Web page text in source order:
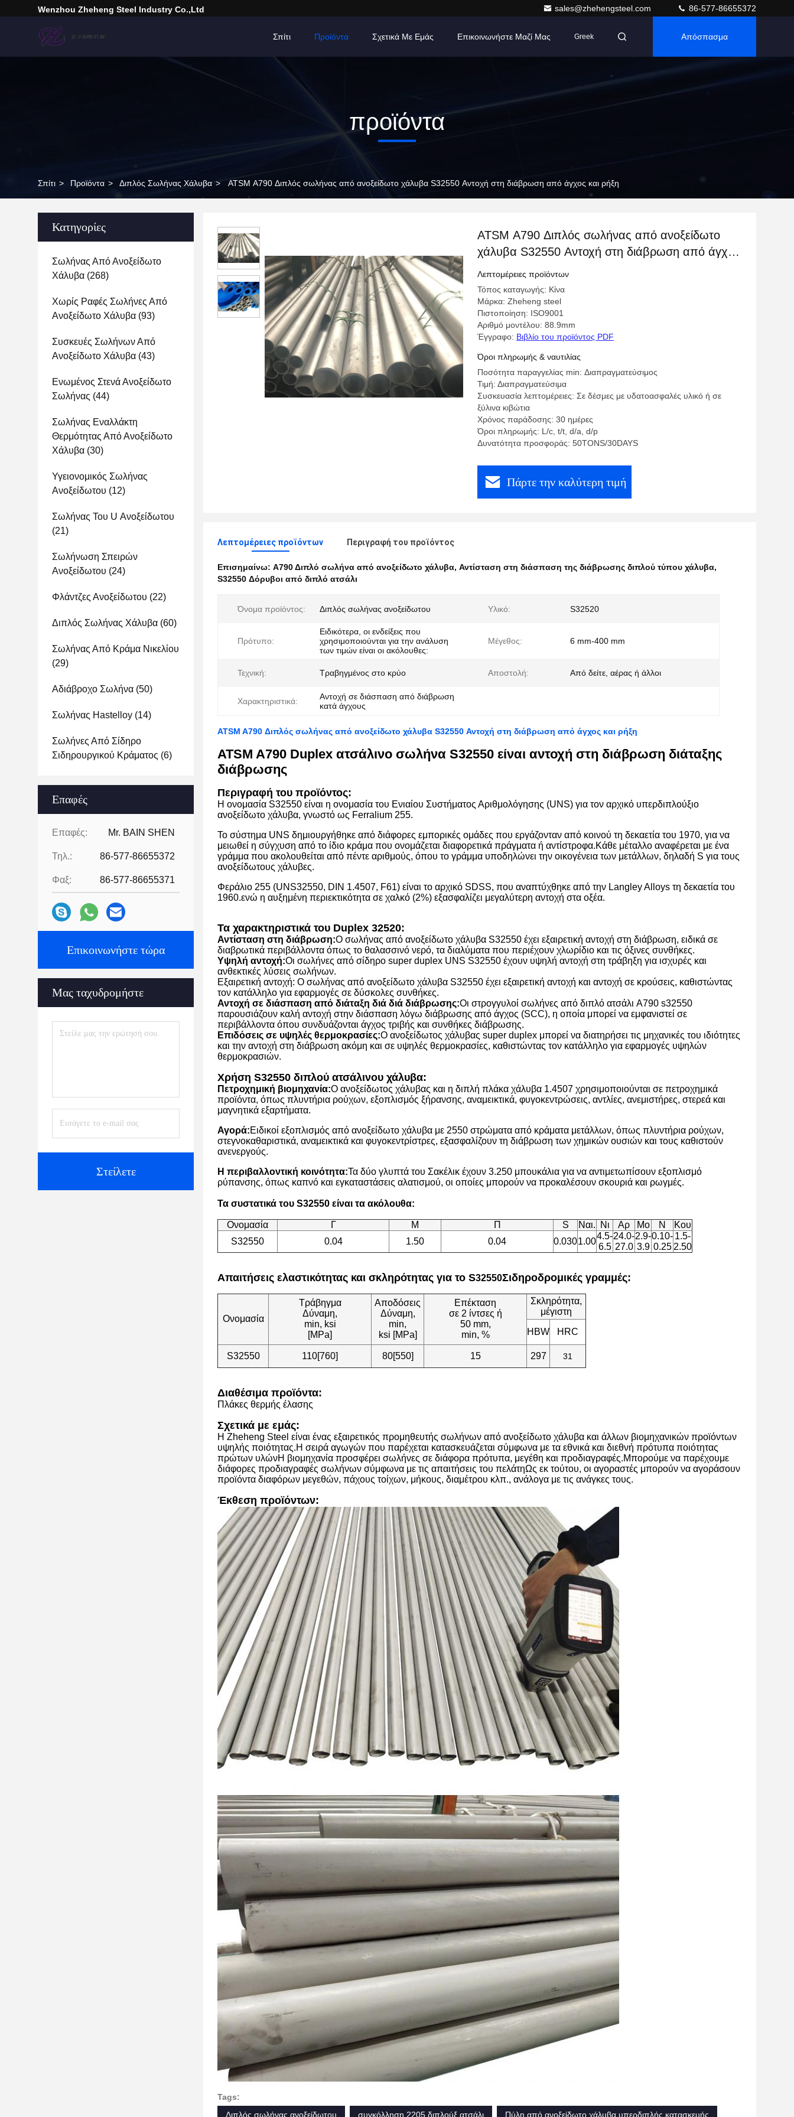
Wenzhou Zheheng Steel Industry Co.,Ltd sales@zhehengsteel.com 86-577-86655372
Σπίτι Προϊόντα Σχετικά Με Εμάς Επικοινωνήστε Μαζί Μας Greek Απόσπασμα
προϊόντα
Σπίτι > Προϊόντα > Διπλός Σωλήνας Χάλυβα > ATSM A790 Διπλός σωλήνας από ανοξείδωτο χάλυβα S32550 Αντοχή στη διάβρωση από άγχος και ρήξη
Κατηγορίες
Σωλήνας Από Ανοξείδωτο
Χάλυβα (268)
Χωρίς Ραφές Σωλήνες Από
Ανοξείδωτο Χάλυβα (93)
Συσκευές Σωλήνων Από
Ανοξείδωτο Χάλυβα (43)
Ενωμένος Στενά Ανοξείδωτο
Σωλήνας (44)
Σωλήνας Εναλλάκτη
Θερμότητας Από Ανοξείδωτο
Χάλυβα (30)
Υγειονομικός Σωλήνας
Ανοξείδωτου (12)
Σωλήνας Του U Ανοξείδωτου
(21)
Σωλήνωση Σπειρών
Ανοξείδωτου (24)
Φλάντζες Ανοξείδωτου (22)
Διπλός Σωλήνας Χάλυβα (60)
Σωλήνας Από Κράμα Νικελίου
(29)
Αδιάβροχο Σωλήνα (50)
Σωλήνας Hastelloy (14)
Σωλήνες Από Σίδηρο
Σιδηρουργικού Κράματος (6)
Επαφές
Επαφές: Mr. BAIN SHEN
Τηλ.: 86-577-86655372
Φαξ: 86-577-86655371
Επικοινωνήστε τώρα
Μας ταχυδρομήστε
Στείλετε
ATSM A790 Διπλός σωλήνας από ανοξείδωτο
χάλυβα S32550 Αντοχή στη διάβρωση από άγχος
και ρήξη
Λεπτομέρειες προϊόντων
Τόπος καταγωγής: Κίνα
Μάρκα: Zheheng steel
Πιστοποίηση: ISO9001
Αριθμό μοντέλου: 88.9mm
Έγγραφο: Βιβλίο του προϊόντος PDF
Όροι πληρωμής & ναυτιλίας
Ποσότητα παραγγελίας min: Διαπραγματεύσιμος
Τιμή: Διαπραγματεύσιμα
Συσκευασία λεπτομέρειες: Σε δέσμες με υδατοασφαλές υλικό ή σε
ξύλινα κιβώτια
Χρόνος παράδοσης: 30 ημέρες
Όροι πληρωμής: L/c, t/t, d/a, d/p
Δυνατότητα προσφοράς: 50TONS/30DAYS
Πάρτε την καλύτερη τιμή
Λεπτομέρειες προϊόντων Περιγραφή του προϊόντος
Επισημαίνω: Α790 Διπλό σωλήνα από ανοξείδωτο χάλυβα, Αντίσταση στη διάσπαση της διάβρωσης διπλού τύπου χάλυβα,
S32550 Δόρυβοι από διπλό ατσάλι
Όνομα προϊόντος: Διπλός σωλήνας ανοξείδωτου Υλικό: S32520
Πρότυπο:
Ειδικότερα, οι ενδείξεις που
χρησιμοποιούνται για την ανάλυση
των τιμών είναι οι ακόλουθες:
Μέγεθος: 6 mm-400 mm
Τεχνική: Τραβηγμένος στο κρύο Αποστολή: Από δείτε, αέρας ή άλλοι
Χαρακτηριστικά:
Αντοχή σε διάσπαση από διάβρωση
κατά άγχους
ATSM A790 Διπλός σωλήνας από ανοξείδωτο χάλυβα S32550 Αντοχή στη διάβρωση από άγχος και ρήξη
ATSM A790 Duplex ατσάλινο σωλήνα S32550 είναι αντοχή στη διάβρωση διάταξης
διάβρωσης
Περιγραφή του προϊόντος:
Η ονομασία S32550 είναι η ονομασία του Ενιαίου Συστήματος Αριθμολόγησης (UNS) για τον αρχικό υπερδιπλούξιο
ανοξείδωτο χάλυβα, γνωστό ως Ferralium 255.
Το σύστημα UNS δημιουργήθηκε από διάφορες εμπορικές ομάδες που εργάζονταν από κοινού τη δεκαετία του 1970, για να
μειωθεί η σύγχυση από το ίδιο κράμα που ονομάζεται διαφορετικά πράγματα ή αντίστροφα.Κάθε μέταλλο αναφέρεται με ένα
γράμμα που ακολουθείται από πέντε αριθμούς, όπου το γράμμα υποδηλώνει την οικογένεια των μετάλλων, δηλαδή S για τους
ανοξείδωτους χάλυβες.
Φεράλιο 255 (UNS32550, DIN 1.4507, F61) είναι το αρχικό SDSS, που αναπτύχθηκε από την Langley Alloys τη δεκαετία του
1960.ενώ η αυξημένη περιεκτικότητα σε χαλκό (2%) εξασφαλίζει μεγαλύτερη αντοχή στα οξέα.
Τα χαρακτηριστικά του Duplex 32520:
Αντίσταση στη διάβρωση:Ο σωλήνας από ανοξείδωτο χάλυβα S32550 έχει εξαιρετική αντοχή στη διάβρωση, ειδικά σε
διαβρωτικά περιβάλλοντα όπως το θαλασσινό νερό, τα διαλύματα που περιέχουν χλωρίδιο και τις όξινες συνθήκες.
Υψηλή αντοχή:Οι σωλήνες από σίδηρο super duplex UNS S32550 έχουν υψηλή αντοχή στη τράβηξη για ισχυρές και
ανθεκτικές λύσεις σωλήνων.
Εξαιρετική αντοχή: Ο σωλήνας από ανοξείδωτο χάλυβα S32550 έχει εξαιρετική αντοχή και αντοχή σε κρούσεις, καθιστώντας
τον κατάλληλο για εφαρμογές σε δύσκολες συνθήκες.
Αντοχή σε διάσπαση από διάταξη διά διά διάβρωσης:Οι στρογγυλοί σωλήνες από διπλό ατσάλι A790 s32550
παρουσιάζουν καλή αντοχή στην διάσπαση λόγω διάβρωσης από άγχος (SCC), η οποία μπορεί να εμφανιστεί σε
περιβάλλοντα όπου συνδυάζονται άγχος τριβής και συνθήκες διάβρωσης.
Επιδόσεις σε υψηλές θερμοκρασίες:Ο ανοξείδωτος χάλυβας super duplex μπορεί να διατηρήσει τις μηχανικές του ιδιότητες
και την αντοχή στη διάβρωση ακόμη και σε υψηλές θερμοκρασίες, καθιστώντας τον κατάλληλο για εφαρμογές υψηλών
θερμοκρασιών.
Χρήση S32550 διπλού ατσάλινου χάλυβα:
Πετροχημική βιομηχανία:Ο ανοξείδωτος χάλυβας και η διπλή πλάκα χάλυβα 1.4507 χρησιμοποιούνται σε πετροχημικά
προϊόντα, όπως πλυντήρια ρούχων, εξοπλισμός ξήρανσης, αναμεικτικά, φυγοκεντρώσεις, αντλίες, ανεμιστήρες, στερεά και
μαγνητικά εξαρτήματα.
Αγορά:Ειδικοί εξοπλισμός από ανοξείδωτο χάλυβα με 2550 στρώματα από κράματα μετάλλων, όπως πλυντήρια ρούχων,
στεγνοκαθαριστικά, αναμεικτικά και φυγοκεντρίστρες, εξασφαλίζουν τη διάβρωση των χημικών ουσιών και τους καθιστούν
ανενεργούς.
Η περιβαλλοντική κοινότητα:Τα δύο γλυπτά του Σακέλικ έχουν 3.250 μπουκάλια για να αντιμετωπίσουν εξοπλισμό
ρύπανσης, όπως καπνό και εγκαταστάσεις αλατισμού, οι οποίες μπορούν να προκαλέσουν σκουριά και ρωγμές.
Τα συστατικά του S32550 είναι τα ακόλουθα:
Ονομασία Γ Μ Π S Ναι. Νι Αρ Μo N
Κου
S32550
0.04 1.50 0.04 0.0301.00
4.5-
6.5
24.0-
27.0
2.9-
3.9
0.10-
0.25
1.5-
2.50
Απαιτήσεις ελαστικότητας και σκληρότητας για το S32550Σιδηροδρομικές γραμμές:
Ονομασία
Τράβηγμα
Δύναμη,
min, ksi
[MPa]
Αποδόσεις
Δύναμη,
min,
ksi [MPa]
Επέκταση
σε 2 ίντσες ή
50 mm,
min, %
Σκληρότητα,
μέγιστη
HBW
HRC
S32550 110[760] 80[550] 15 297 31
Διαθέσιμα προϊόντα:
Πλάκες θερμής έλασης
Σχετικά με εμάς:
Η Zheheng Steel είναι ένας εξαιρετικός προμηθευτής σωλήνων από ανοξείδωτο χάλυβα και άλλων βιομηχανικών προϊόντων
υψηλής ποιότητας.Η σειρά αγωγών που παρέχεται κατασκευάζεται σύμφωνα με τα εθνικά και διεθνή πρότυπα ποιότητας
πρώτων υλώνΗ βιομηχανία προσφέρει σωλήνες σε διάφορα πρότυπα, μεγέθη και προδιαγραφές.Μπορούμε να παρέχουμε
διάφορες προδιαγραφές σωλήνων σύμφωνα με τις απαιτήσεις του πελάτηΩς εκ τούτου, οι αγοραστές μπορούν να αγοράσουν
προϊόντα διαφόρων μεγεθών, πάχους τοίχων, μήκους, διαμέτρου κλπ., ανάλογα με τις ανάγκες τους.
Έκθεση προϊόντων:
Tags:
Διπλός σωλήνας ανοξείδωτου
συγκόλληση 2205 διπλούξ ατσάλι Πύλη από ανοξείδωτο χάλυβα υπερδιπλής κατασκευής